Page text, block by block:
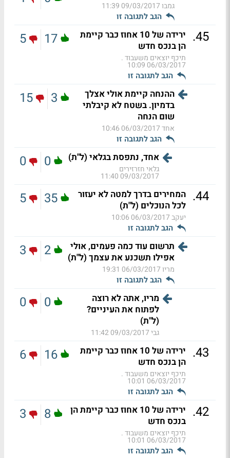
גמבו09/03/2017 11:39
הגב לתגובה זו
45
.
ירידה של 10 אחוז כבר קיימת
הן בנכס חדש
תיכף יוצאים משעבוד .
06/03/2017 10:09
הגב לתגובה זו
17
5
ההנחה קיימת אולי אצלך
בדמיון. בשטח לא קיבלתי
שום הנחה
אחד06/03/2017 10:46
הגב לתגובה זו
3
15
אחד, נתפסת בגלאי (ל"ת)
גלאי חזרזירים
09/03/2017 11:40
0
0
44
. המחירים בדרך למטה לא יעזור
לכל הנוכלים (ל"ת)
יעקב06/03/2017 10:06
הגב לתגובה זו
35
5
תרשום עוד כמה פעמים, אולי
אפילו תשכנע את עצמך (ל"ת)
מריו06/03/2017 19:31
הגב לתגובה זו
2
3
מריו, אתה לא רוצה
לפתוח את העיניים?
(ל"ת)
גבי09/03/2017 11:42
0
0
43
.
ירידה של 10 אחוז כבר קיימת
הן בנכס חדש
תיכף יוצאים משעבוד .
06/03/2017 10:01
הגב לתגובה זו
16
6
42
.
ירידה של 10 אחוז כבר קיימת הן
בנכס חדש
תיכף יוצאים משעבוד .
06/03/2017 10:01
הגב לתגובה זו
8
3